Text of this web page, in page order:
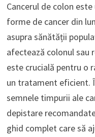
Cancerul de colon
forme de cancer din
asupra sănătății
afectează colonul sau
este crucială pentru o
un tratament eficient.
semnele timpurii ale
depistare
ghid complet care să